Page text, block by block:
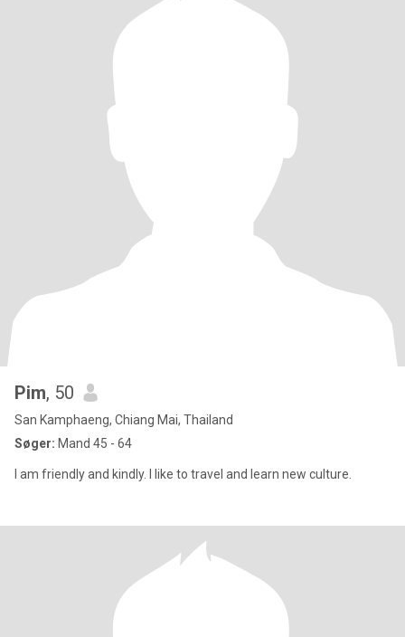
Pim, 50
San Kamphaeng, Chiang Mai, Thailand
Søger: Mand 45 - 64
I am friendly and kindly. I like to travel and learn new culture.